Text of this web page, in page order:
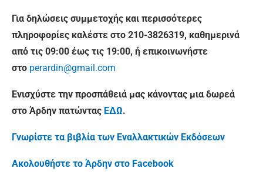
Για δηλώσεις συμμετοχής και περισσότερες
πληροφορίες καλέστε στο 210-3826319, καθημερινά
από τις 09:00 έως τις 19:00, ή επικοινωνήστε
στο perardin@gmail.com
Ενισχύστε την προσπάθειά μας κάνοντας μια δωρεά
στο Άρδην πατώντας ΕΔΩ.
Γνωρίστε τα βιβλία των Εναλλακτικών Εκδόσεων
Ακολουθήστε το Άρδην στο Facebook